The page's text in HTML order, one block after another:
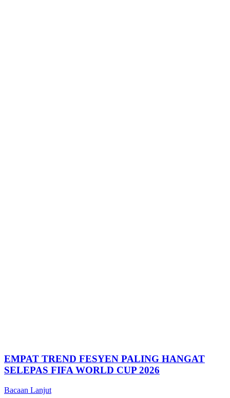
EMPAT TREND FESYEN PALING HANGAT
SELEPAS FIFA WORLD CUP 2026
Bacaan Lanjut